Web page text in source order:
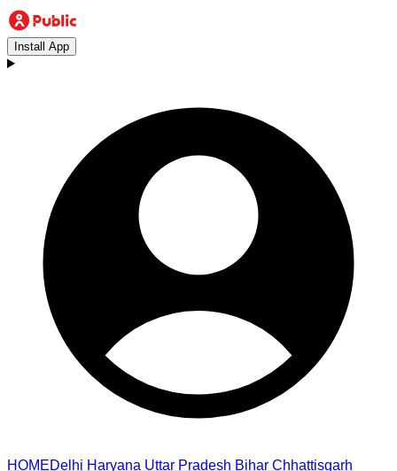
Install App
HOMEDelhi Haryana Uttar Pradesh Bihar Chhattisgarh